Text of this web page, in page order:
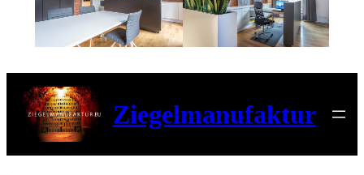
Ziegelmanufaktur